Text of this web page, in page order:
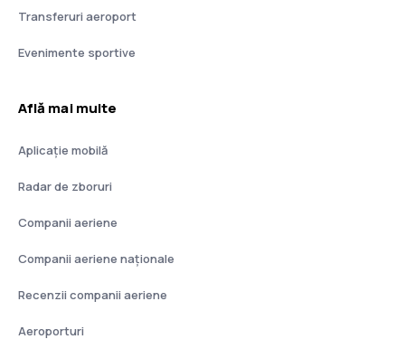
Transferuri aeroport
Evenimente sportive
Află mai multe
Aplicație mobilă
Radar de zboruri
Companii aeriene
Companii aeriene naţionale
Recenzii companii aeriene
Aeroporturi